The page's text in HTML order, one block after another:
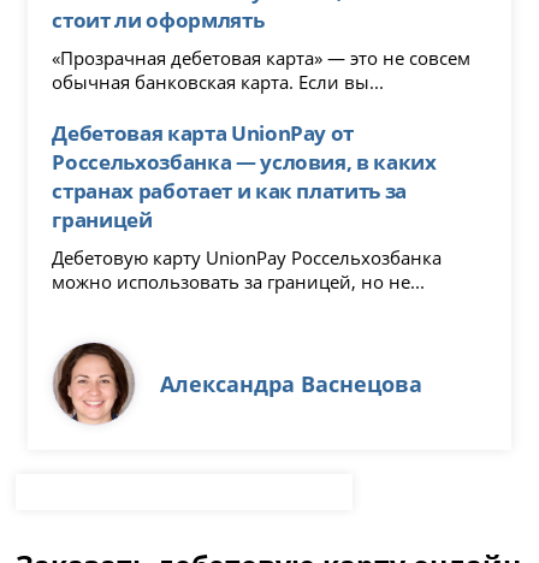
стоит ли оформлять
«Прозрачная дебетовая карта» — это не совсем
обычная банковская карта. Если вы...
Дебетовая карта UnionPay от
Россельхозбанка — условия, в каких
странах работает и как платить за
границей
Дебетовую карту UnionPay Россельхозбанка
можно использовать за границей, но не...
Александра Васнецова